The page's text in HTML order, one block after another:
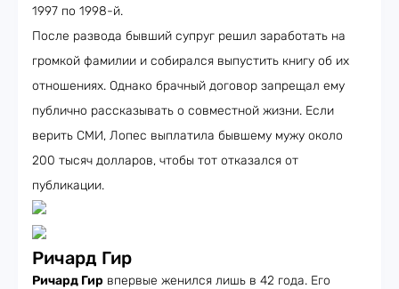
1997 по 1998-й.
После развода бывший супруг решил заработать на
громкой фамилии и собирался выпустить книгу об их
отношениях. Однако брачный договор запрещал ему
публично рассказывать о совместной жизни. Если
верить СМИ, Лопес выплатила бывшему мужу около
200 тысяч долларов, чтобы тот отказался от
публикации.
Ричард Гир
Ричард Гир впервые женился лишь в 42 года. Его